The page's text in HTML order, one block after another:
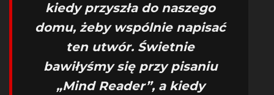
kiedy przyszła do naszego
domu, żeby wspólnie napisać
ten utwór. Świetnie
bawiłyśmy się przy pisaniu
„Mind Reader”, a kiedy